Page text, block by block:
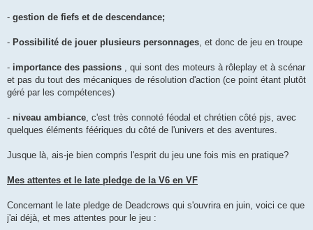
- gestion de fiefs et de descendance;
- Possibilité de jouer plusieurs personnages, et donc de jeu en troupe
- importance des passions , qui sont des moteurs à rôleplay et à scénar
et pas du tout des mécaniques de résolution d'action (ce point étant plutôt
géré par les compétences)
- niveau ambiance, c'est très connoté féodal et chrétien côté pjs, avec
quelques éléments féériques du côté de l'univers et des aventures.
Jusque là, ais-je bien compris l'esprit du jeu une fois mis en pratique?
Mes attentes et le late pledge de la V6 en VF
Concernant le late pledge de Deadcrows qui s'ouvrira en juin, voici ce que
j'ai déjà, et mes attentes pour le jeu :